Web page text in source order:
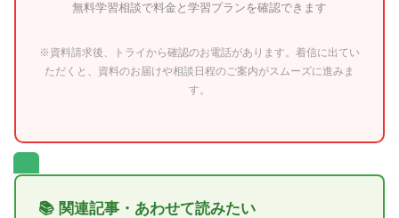
無料学習相談で料金と学習プランを確認できます
※資料請求後、トライから確認のお電話があります。着信に出てい
ただくと、資料のお届けや相談日程のご案内がスムーズに進みま
す。
📚 関連記事・あわせて読みたい